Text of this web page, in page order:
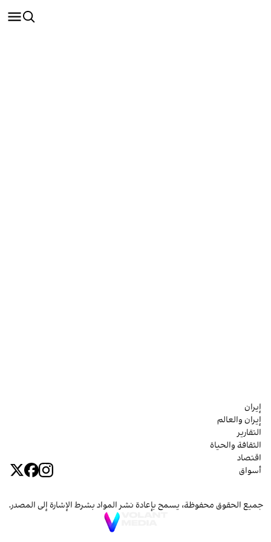
إيران
إيران والعالم
التقارير
الثقافة والحياة
اقتصاد
أسواق
جميع الحقوق محفوظة، يسمح بإعادة نشر المواد بشرط الإشارة إلى المصدر.